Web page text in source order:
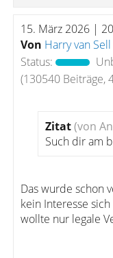
15. März 2026 |
Von Harry van Sell
Status:
(130540 Beiträge,
Zitat(von
Such dir am
Das wurde schon
kein Interesse
wollte nur legale